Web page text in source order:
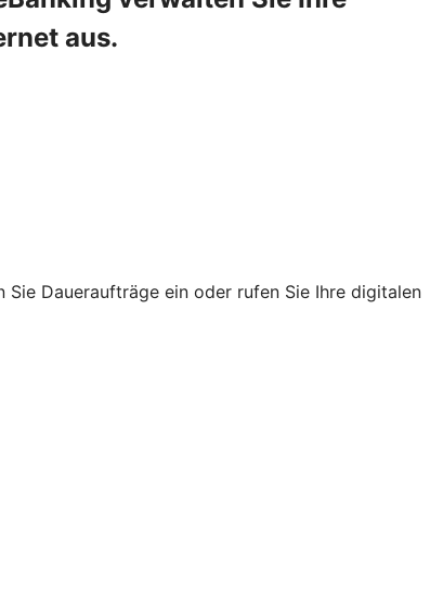
aus.
Daueraufträge ein oder rufen Sie Ihre digitalen